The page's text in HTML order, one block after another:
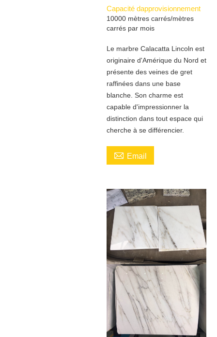
Capacité dapprovisionnement
10000 mètres carrés/mètres
carrés par mois
Le marbre Calacatta Lincoln est
originaire d'Amérique du Nord et
présente des veines de gret
raffinées dans une base
blanche. Son charme est
capable d'impressionner la
distinction dans tout espace qui
cherche à se différencier.
 Email